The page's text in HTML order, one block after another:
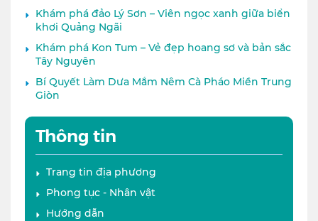
Khám phá đảo Lý Sơn – Viên ngọc xanh giữa biển
khơi Quảng Ngãi
Khám phá Kon Tum – Vẻ đẹp hoang sơ và bản sắc
Tây Nguyên
Bí Quyết Làm Dưa Mắm Nêm Cà Pháo Miền Trung
Giòn
Thông tin
Trang tin địa phương
Phong tục - Nhân vật
Hướng dẫn